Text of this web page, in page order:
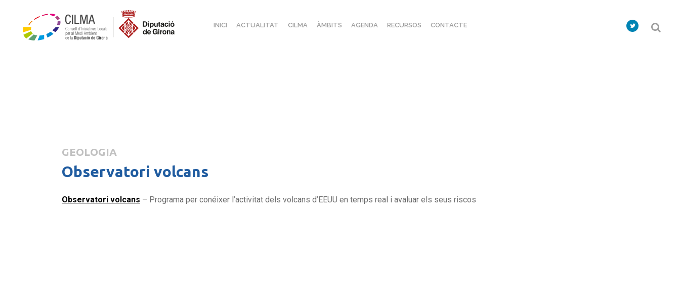
INICI ACTUALITAT CILMA ÀMBITS AGENDA RECURSOS CONTACTE
GEOLOGIA
Observatori volcans
Observatori volcans – Programa per conéixer l’activitat dels volcans d’EEUU en temps real i avaluar els seus riscos